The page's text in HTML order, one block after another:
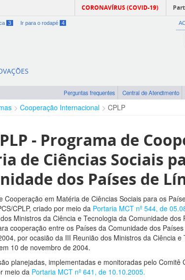
CORONAVÍRUS (COVID-19)
3 Ir para o rodapé 4
Perguntas frequentes Central de Atendimento
Cooperação Internacional CPLP
- Programa de
de Ciências Sociais
dos Países de
Cooperação em Matéria de Ciências Sociais para os
CPLP, criado por meio da Portaria MCT nº 544, de
Ministros da Ciência e Tecnologia da Comunidade
cooperação entre os Países da Comunidade dos
por ocasião da III Reunião dos Ministros da Ciência
10 de novembro de 2004.
planejadas, implementadas e monitoradas pelo
meio da Portaria MCT nº 641, de 10.10.2005.